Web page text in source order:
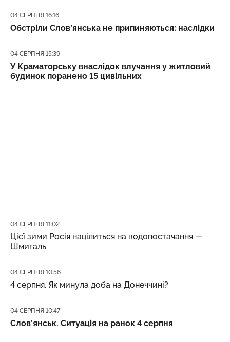
Дата публікації
04 СЕРПНЯ 16:16
Обстріли Слов’янська не припиняються: наслідки
Дата публікації
04 СЕРПНЯ 15:39
У Краматорську внаслідок влучання у житловий
будинок поранено 15 цивільних
Дата публікації
04 СЕРПНЯ 11:02
Цієї зими Росія націлиться на водопостачання —
Шмигаль
Дата публікації
04 СЕРПНЯ 10:56
4 серпня. Як минула доба на Донеччині?
Дата публікації
04 СЕРПНЯ 10:47
Слов’янськ. Ситуація на ранок 4 серпня